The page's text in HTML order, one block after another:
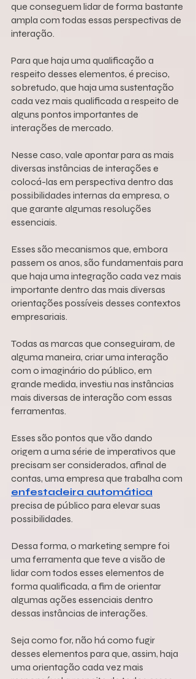
que conseguem lidar de forma bastante
ampla com todas essas perspectivas de
interação.
Para que haja uma qualificação a
respeito desses elementos, é preciso,
sobretudo, que haja uma sustentação
cada vez mais qualificada a respeito de
alguns pontos importantes de
interações de mercado.
Nesse caso, vale apontar para as mais
diversas instâncias de interações e
colocá-las em perspectiva dentro das
possibilidades internas da empresa, o
que garante algumas resoluções
essenciais.
Esses são mecanismos que, embora
passem os anos, são fundamentais para
que haja uma integração cada vez mais
importante dentro das mais diversas
orientações possíveis desses contextos
empresariais.
Todas as marcas que conseguiram, de
alguma maneira, criar uma interação
com o imaginário do público, em
grande medida, investiu nas instâncias
mais diversas de interação com essas
ferramentas.
Esses são pontos que vão dando
origem a uma série de imperativos que
precisam ser considerados, afinal de
contas, uma empresa que trabalha com
enfestadeira automática
precisa de público para elevar suas
possibilidades.
Dessa forma, o marketing sempre foi
uma ferramenta que teve a visão de
lidar com todos esses elementos de
forma qualificada, a fim de orientar
algumas ações essenciais dentro
dessas instâncias de interações.
Seja como for, não há como fugir
desses elementos para que, assim, haja
uma orientação cada vez mais